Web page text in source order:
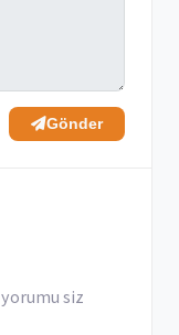
Gönder
siz